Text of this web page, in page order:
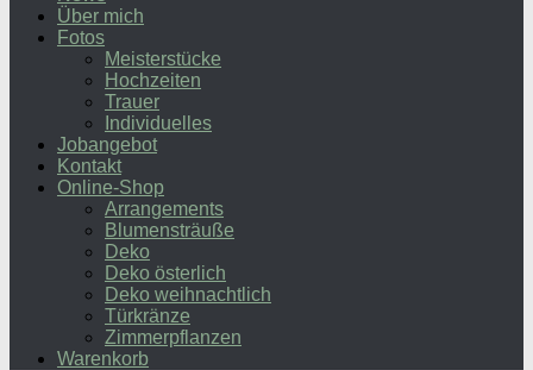
Über mich
Fotos
Meisterstücke
Hochzeiten
Trauer
Individuelles
Jobangebot
Kontakt
Online-Shop
Arrangements
Blumensträuße
Deko
Deko österlich
Deko weihnachtlich
Türkränze
Zimmerpflanzen
Warenkorb